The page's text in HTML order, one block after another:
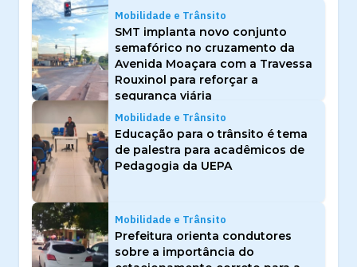
Mobilidade e Trânsito
SMT implanta novo conjunto
semafórico no cruzamento da
Avenida Moaçara com a Travessa
Rouxinol para reforçar a
segurança viária
Mobilidade e Trânsito
Educação para o trânsito é tema
de palestra para acadêmicos de
Pedagogia da UEPA
Mobilidade e Trânsito
Prefeitura orienta condutores
sobre a importância do